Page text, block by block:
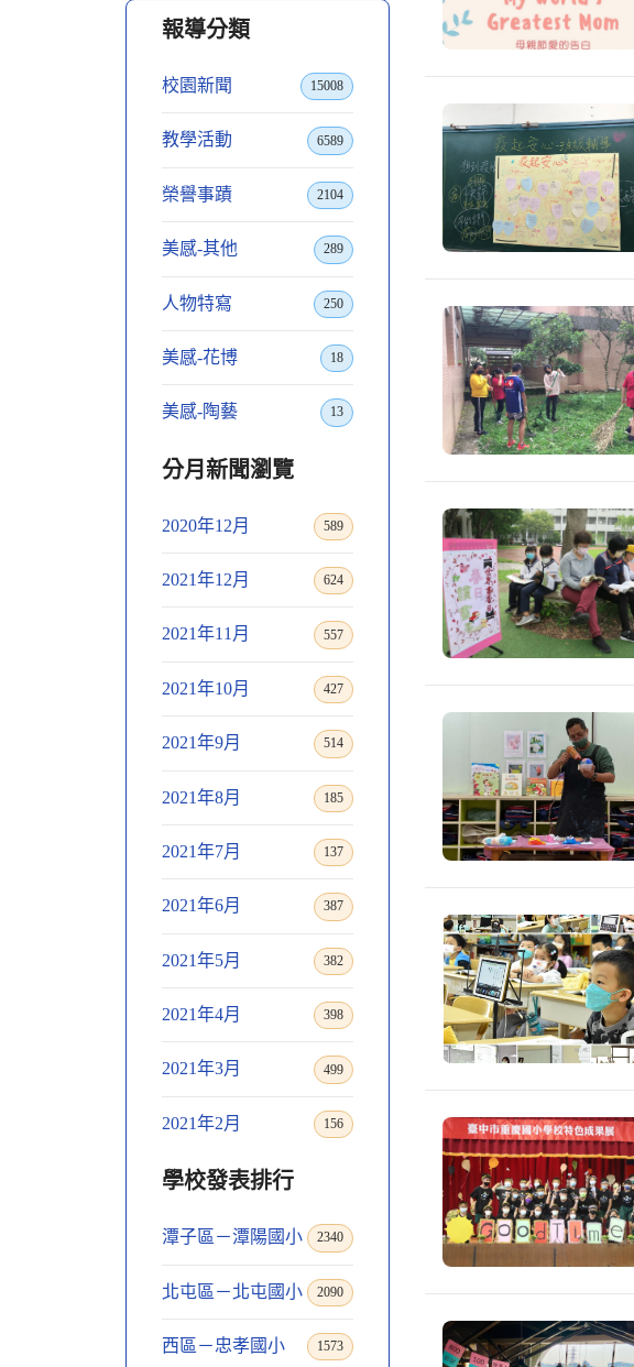
報導分類
校園新聞 15008
教學活動 6589
榮譽事蹟 2104
美感-其他 289
人物特寫 250
美感-花博 18
美感-陶藝 13
分月新聞瀏覽
2020年12月 589
2021年12月 624
2021年11月 557
2021年10月 427
2021年9月 514
2021年8月 185
2021年7月 137
2021年6月 387
2021年5月 382
2021年4月 398
2021年3月 499
2021年2月 156
學校發表排行
潭子區－潭陽國小 2340
北屯區－北屯國小 2090
西區－忠孝國小 1573